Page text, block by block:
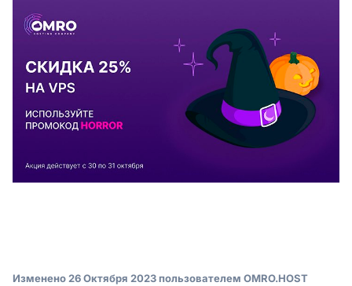
Изменено 26 Октября 2023пользователем OMRO.HOST